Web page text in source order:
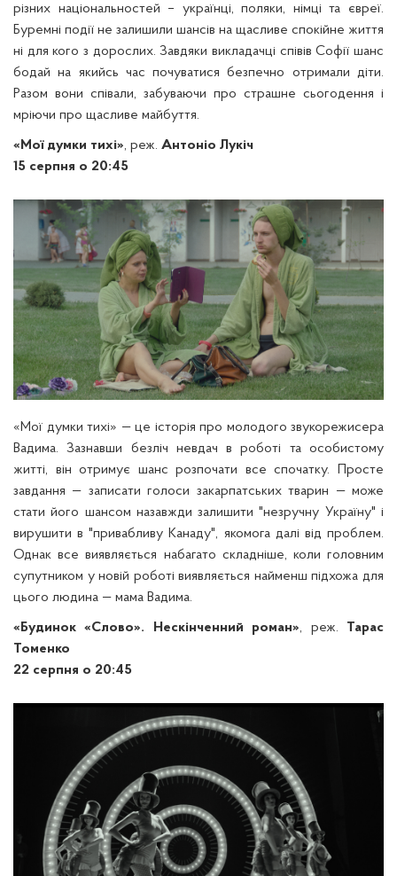
різних національностей – українці, поляки, німці та євреї.
Буремні події не залишили шансів на щасливе спокійне життя
ні для кого з дорослих. Завдяки викладачці співів Софії шанс
бодай на якийсь час почуватися безпечно отримали діти.
Разом вони співали, забуваючи про страшне сьогодення і
мріючи про щасливе майбуття.
«Мої думки тихі», реж. Антоніо Лукіч
15 серпня о 20:45
«Мої думки тихі» — це історія про молодого звукорежисера
Вадима. Зазнавши безліч невдач в роботі та особистому
житті, він отримує шанс розпочати все спочатку. Просте
завдання — записати голоси закарпатських тварин — може
стати його шансом назавжди залишити "незручну Україну" і
вирушити в "привабливу Канаду", якомога далі від проблем.
Однак все виявляється набагато складніше, коли головним
супутником у новій роботі виявляється найменш підхожа для
цього людина — мама Вадима.
«Будинок «Слово». Нескінченний роман», реж. Тарас
Томенко
22 серпня о 20:45